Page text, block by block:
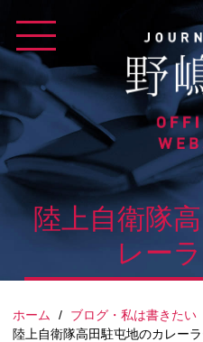
content
陸上自衛隊
レー
ホーム / ブログ・私は書きたい
陸上自衛隊高田駐屯地のカレー